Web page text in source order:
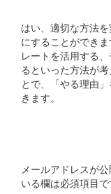
はい、適切な方法
にすることができ
レートを活用する
るといった方法が
とで、「やる理由
きます。
メールアドレスが
いる欄は必須項目で